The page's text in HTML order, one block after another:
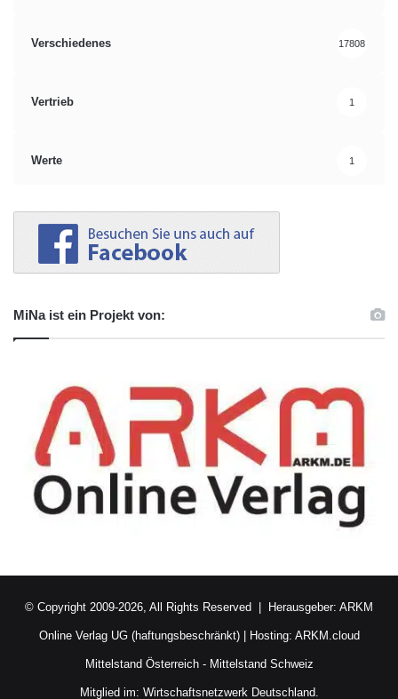
Verschiedenes 17808
Vertrieb 1
Werte 1
MiNa ist ein Projekt von:
© Copyright 2009-2026, All Rights Reserved | Herausgeber: ARKM
Online Verlag UG (haftungsbeschränkt)| Hosting: ARKM.cloud
Mittelstand Österreich- Mittelstand Schweiz
Mitglied im: Wirtschaftsnetzwerk Deutschland.